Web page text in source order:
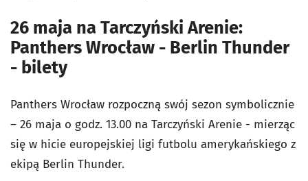
26 maja na Tarczyński Arenie:
Panthers Wrocław - Berlin Thunder
- bilety
Panthers Wrocław rozpoczną swój sezon symbolicznie
– 26 maja o godz. 13.00 na Tarczyński Arenie - mierząc
się w hicie europejskiej ligi futbolu amerykańskiego z
ekipą Berlin Thunder.